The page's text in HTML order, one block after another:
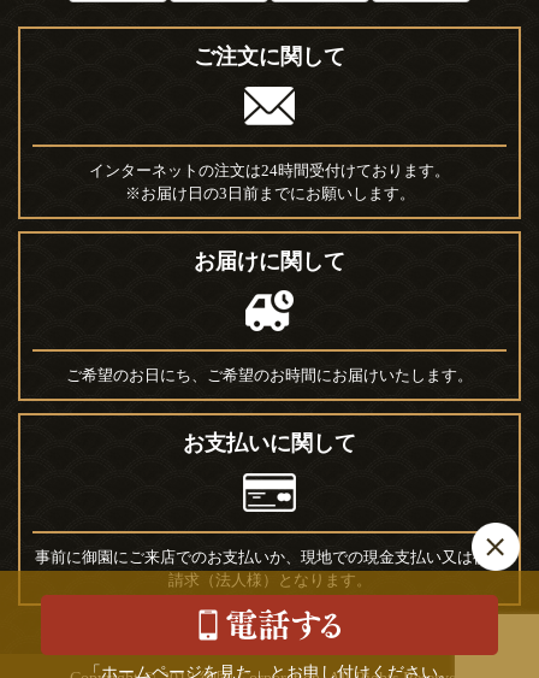
ご注文に関して
インターネットの注文は24時間受付けております。
※お届け日の3日前までにお願いします。
お届けに関して
ご希望のお日にち、ご希望のお時間にお届けいたします。
お支払いに関して
事前に御園にご来店でのお支払いか、現地での現金支払い又は後日
請求（法人様）となります。
「ホームページを見た」とお申し付けください。